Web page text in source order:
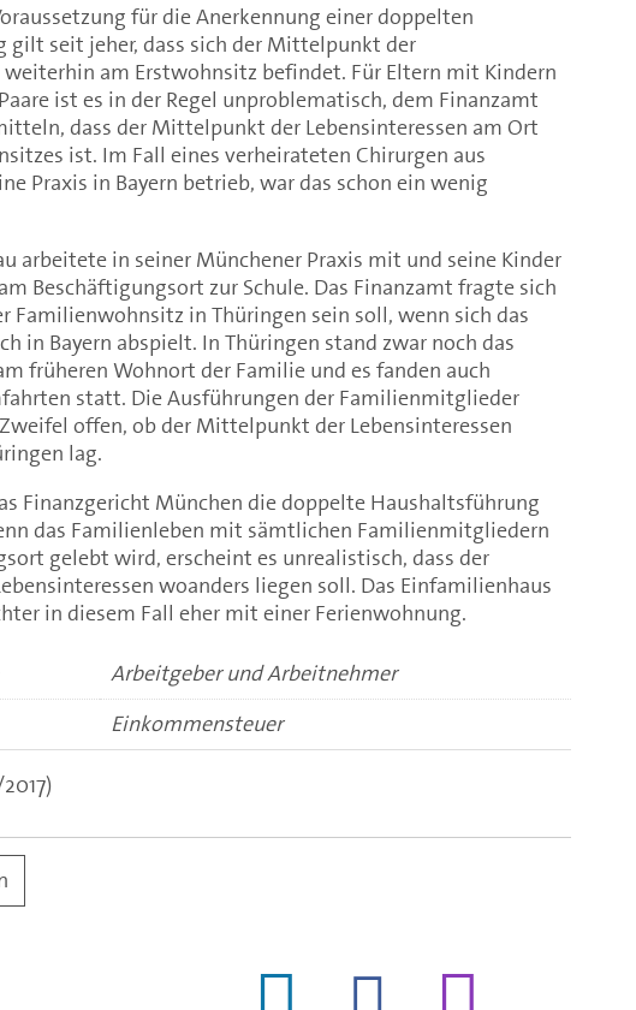
für die Anerkennung einer doppelten
gilt seit jeher, dass sich der Mittelpunkt der
weiterhin am Erstwohnsitz befindet. Für Eltern mit Kindern
ist es in der Regel unproblematisch, dem Finanzamt
dass der Mittelpunkt der Lebensinteressen am Ort
ist. Im Fall eines verheirateten Chirurgen aus
Praxis in Bayern betrieb, war das schon ein wenig
arbeitete in seiner Münchener Praxis mit und seine Kinder
Beschäftigungsort zur Schule. Das Finanzamt fragte sich
Familienwohnsitz in Thüringen sein soll, wenn sich das
in Bayern abspielt. In Thüringen stand zwar noch das
früheren Wohnort der Familie und es fanden auch
statt. Die Ausführungen der Familienmitglieder
offen, ob der Mittelpunkt der Lebensinteressen
lag.
Finanzgericht München die doppelte Haushaltsführung
das Familienleben mit sämtlichen Familienmitgliedern
gelebt wird, erscheint es unrealistisch, dass der
woanders liegen soll. Das Einfamilienhaus
in diesem Fall eher mit einer Ferienwohnung.
Arbeitgeber und Arbeitnehmer
Einkommensteuer